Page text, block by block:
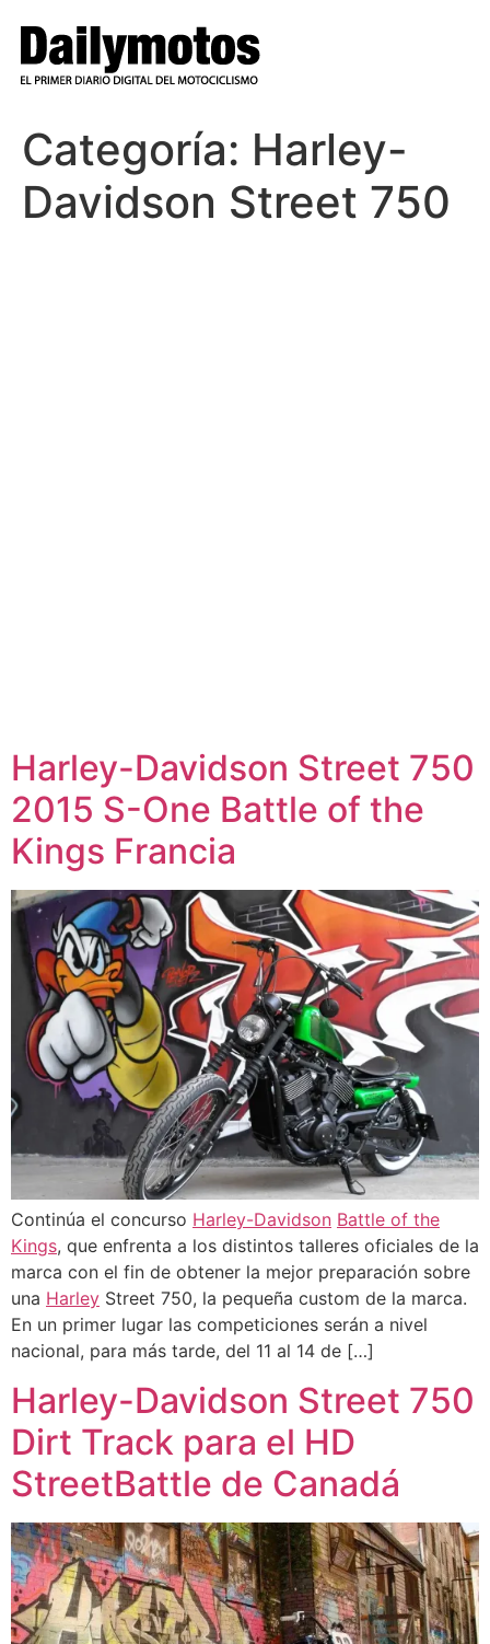
contenido
Categoría: Harley-
Davidson Street 750
Harley-Davidson Street 750
2015 S-One Battle of the
Kings Francia
Continúa el concurso Harley-Davidson Battle of the
Kings, que enfrenta a los distintos talleres oficiales de la
marca con el fin de obtener la mejor preparación sobre
una Harley Street 750, la pequeña custom de la marca.
En un primer lugar las competiciones serán a nivel
nacional, para más tarde, del 11 al 14 de […]
Harley-Davidson Street 750
Dirt Track para el HD
StreetBattle de Canadá